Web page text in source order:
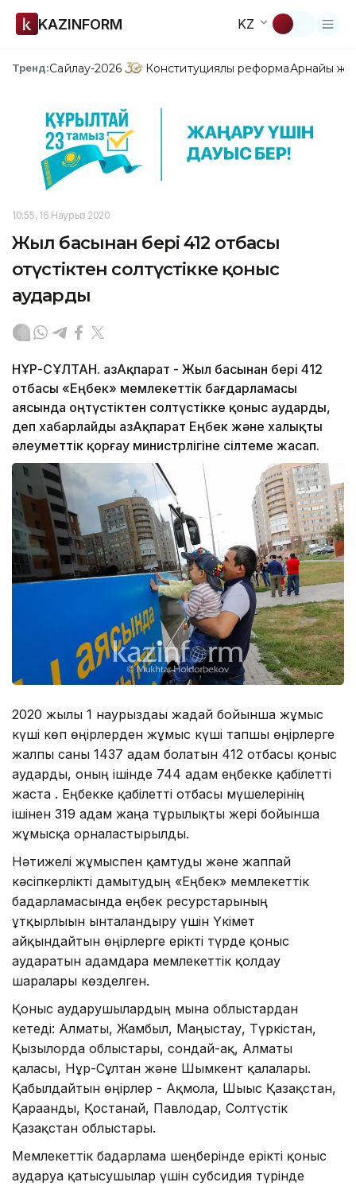
KAZINFORM KZ
Тренд:Сайлау-2026 Конституциялық реформаАрнайы
10:55, 16 Наурыз 2020
Жыл басынан бері 412 отбасы
оңтүстіктен солтүстікке қоныс
аударды
НҰР-СҰЛТАН. ҚазАқпарат - Жыл басынан бері 412
отбасы «Еңбек» мемлекеттік бағдарламасы
аясында оңтүстіктен солтүстікке қоныс аударды,
деп хабарлайды ҚазАқпарат Еңбек және халықты
әлеуметтік қорғау министрлігіне сілтеме жасап.
2020 жылғы 1 наурыздағы жағдай бойынша жұмыс
күші көп өңірлерден жұмыс күші тапшы өңірлерге
жалпы саны 1437 адам болатын 412 отбасы қоныс
аударды, оның ішінде 744 адам еңбекке қабілетті
жаста . Еңбекке қабілетті отбасы мүшелерінің
ішінен 319 адам жаңа тұрғылықты жері бойынша
жұмысқа орналастырылды.
Нәтижелі жұмыспен қамтуды және жаппай
кәсіпкерлікті дамытудың «Еңбек» мемлекеттік
бағдарламасында еңбек ресурстарының
ұтқырлығын ынталандыру үшін Үкімет
айқындайтын өңірлерге ерікті түрде қоныс
аударатын адамдарға мемлекеттік қолдау
шаралары көзделген.
Қоныс аударушылардың мына облыстардан
кетеді: Алматы, Жамбыл, Маңғыстау, Түркістан,
Қызылорда облыстары, сондай-ақ, Алматы
қаласы, Нұр-Сұлтан және Шымкент қалалары.
Қабылдайтын өңірлер - Ақмола, Шығыс Қазақстан,
Қарағанды, Қостанай, Павлодар, Солтүстік
Қазақстан облыстары.
Мемлекеттік бағдарлама шеңберінде ерікті қоныс
аударуға қатысушылар үшін субсидия түрінде